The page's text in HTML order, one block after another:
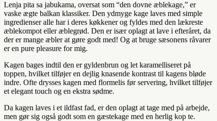
Lenja pita sa jabukama, oversat som “den dovne æblekage,” er
vaske ægte balkan klassiker. Den ydmyge kage laves med simple
ingredienser alle har i deres køkkener og fyldes med den lækreste
æblekompot eller æblegrød. Den er især oplagt at lave i efteråret, da
der er mange æbler at gøre godt med! Og at bruge sæsonens råvarer
er en pure pleasure for mig.
Kagen bages indtil den er gyldenbrun og let karamelliseret på
toppen, hvilket tilføjer en dejlig knasende kontrast til kagens bløde
indre. Ofte drysses kagen med flormelis før servering, hvilket tilføjer
et elegant touch og en ekstra sødme.
Da kagen laves i et ildfast fad, er den oplagt at tage med på arbejde,
men gør sig også godt som en gæstekage med en herlig kop te.